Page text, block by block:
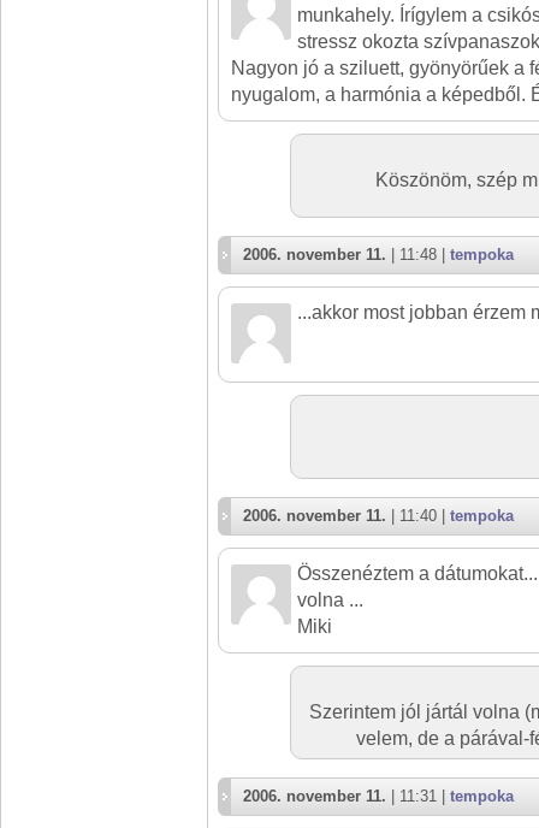
munkahely. Írígylem a
stressz okozta
Nagyon jó a sziluett, gyönyörűek a
nyugalom, a harmónia a képedből.
Köszönöm, szép
2006. november 11. | 11:48 | tempoka
...akkor most jobban érzem
2006. november 11. | 11:40 | tempoka
Összenéztem a
volna ...
Miki
Szerintem jól jártál volna
velem, de a párával-
2006. november 11. | 11:31 | tempoka